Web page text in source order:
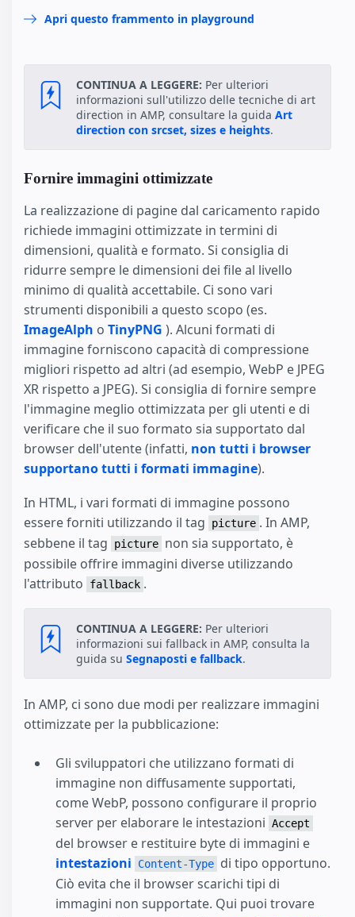
Apri questo frammento in playground
CONTINUA A LEGGERE: Per ulteriori
informazioni sull'utilizzo delle tecniche di art
direction in AMP, consultare la guida Art
direction con srcset, sizes e heights.
Fornire immagini ottimizzate
La realizzazione di pagine dal caricamento rapido
richiede immagini ottimizzate in termini di
dimensioni, qualità e formato. Si consiglia di
ridurre sempre le dimensioni dei file al livello
minimo di qualità accettabile. Ci sono vari
strumenti disponibili a questo scopo (es.
ImageAlph o TinyPNG ). Alcuni formati di
immagine forniscono capacità di compressione
migliori rispetto ad altri (ad esempio, WebP e JPEG
XR rispetto a JPEG). Si consiglia di fornire sempre
l'immagine meglio ottimizzata per gli utenti e di
verificare che il suo formato sia supportato dal
browser dell'utente (infatti, non tutti i browser
supportano tutti i formati immagine).
In HTML, i vari formati di immagine possono
essere forniti utilizzando il tag
picture . In AMP,
sebbene il tag
picture non sia supportato, è
possibile offrire immagini diverse utilizzando
l'attributo
fallback .
CONTINUA A LEGGERE: Per ulteriori
informazioni sui fallback in AMP, consulta la
guida su Segnaposti e fallback.
In AMP, ci sono due modi per realizzare immagini
ottimizzate per la pubblicazione:
Gli sviluppatori che utilizzano formati di
immagine non diffusamente supportati,
come WebP, possono configurare il proprio
server per elaborare le intestazioni Accept
del browser e restituire byte di immagini e
intestazioni
Content-Type di tipo opportuno.
Ciò evita che il browser scarichi tipi di
immagini non supportate. Qui puoi trovare